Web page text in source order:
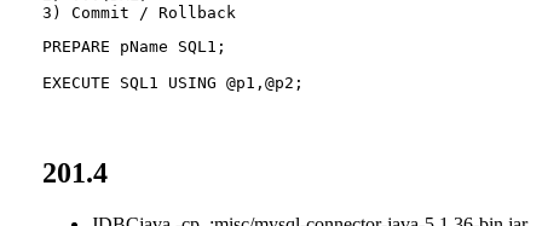
PREPARE pName SQL1;
201.4